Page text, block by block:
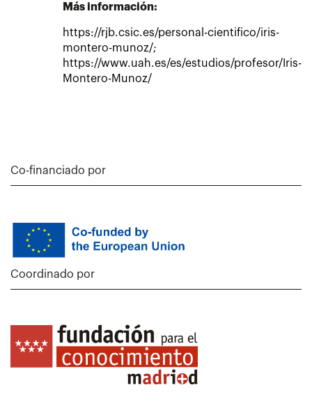
Más información:
https://rjb.csic.es/personal-cientifico/iris-
montero-munoz/;
https://www.uah.es/es/estudios/profesor/Iris-
Montero-Munoz/
Co-financiado por
Coordinado por